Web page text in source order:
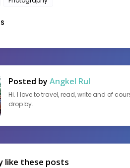
Posted by Angkel Rul
Hi. I love to travel, read, write and of
drop by.
like these posts